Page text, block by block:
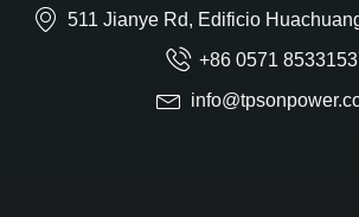
511 Jianye Rd, Edificio
+86 0571